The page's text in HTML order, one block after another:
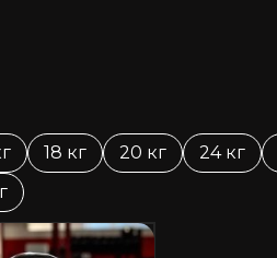
18 кг 20 кг 24 кг